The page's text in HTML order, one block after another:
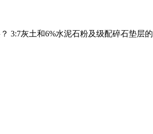
3:7灰土和6%水泥石粉及级配碎石垫层